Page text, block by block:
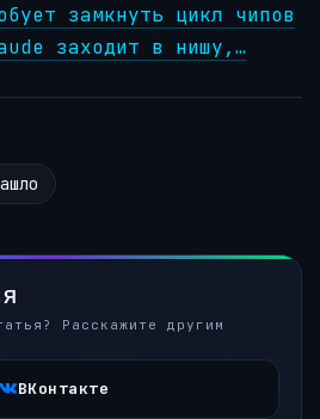
замкнуть цикл чипов
заходит в нишу,…
Расскажите другим
ВКонтакте